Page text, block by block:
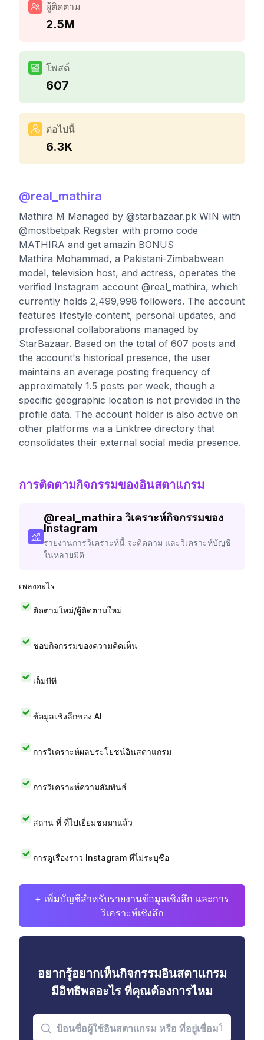
ผู้ติดตาม
2.5M
โพสต์
607
ต่อไปนี้
6.3K
@real_mathira
Mathira M Managed by @starbazaar.pk WIN with
@mostbetpak Register with promo code
MATHIRA and get amazin BONUS
Mathira Mohammad, a Pakistani-Zimbabwean
model, television host, and actress, operates the
verified Instagram account @real_mathira, which
currently holds 2,499,998 followers. The account
features lifestyle content, personal updates, and
professional collaborations managed by
StarBazaar. Based on the total of 607 posts and
the account's historical presence, the user
maintains an average posting frequency of
approximately 1.5 posts per week, though a
specific geographic location is not provided in the
profile data. The account holder is also active on
other platforms via a Linktree directory that
consolidates their external social media presence.
การติดตามกิจกรรมของอินสตาแกรม
@real_mathira วิเคราะห์กิจกรรมของ
Instagram
รายงานการวิเคราะห์นี้ จะติดตาม และวิเคราะห์บัญชี
ในหลายมิติ
เพลงอะไร
ติดตามใหม่/ผู้ติดตามใหม่
ชอบกิจกรรมของความคิดเห็น
เอ็มบีที
ข้อมูลเชิงลึกของ AI
การวิเคราะห์ผลประโยชน์อินสตาแกรม
การวิเคราะห์ความสัมพันธ์
สถาน ที่ ที่ไปเยี่ยมชมมาแล้ว
การดูเรื่องราว Instagram ที่ไม่ระบุชื่อ
+ เพิ่มบัญชีสำหรับรายงานข้อมูลเชิงลึก และการ
วิเคราะห์เชิงลึก
อยากรู้อยากเห็นกิจกรรมอินสตาแกรม
มีอิทธิพลอะไร ที่คุณต้องการไหม